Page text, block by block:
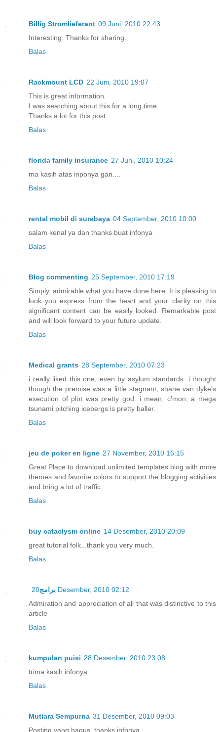
Billig Stromlieferant 09 Juni, 2010 22:43
Interesting. Thanks for sharing.
Balas
Rackmount LCD 22 Juni, 2010 19:07
This is great information.
I was searching about this for a long time.
Thanks a lot for this post
Balas
florida family insurance 27 Juni, 2010 10:24
ma kasih atas inponya gan....
Balas
rental mobil di surabaya 04 September, 2010 10:00
salam kenal ya dan thanks buat infonya
Balas
Blog commenting 25 September, 2010 17:19
Simply, admirable what you have done here. It is pleasing to
look you express from the heart and your clarity on this
significant content can be easily looked. Remarkable post
and will look forward to your future update.
Balas
Medical grants 28 September, 2010 07:23
i really liked this one, even by asylum standards. i thought
though the premise was a little stagnant, shane van dyke's
execution of plot was pretty god. i mean, c'mon, a mega
tsunami pitching icebergs is pretty baller.
Balas
jeu de poker en ligne 27 November, 2010 16:15
Great Place to download unlimited templates blog with more
themes and favorite colors to support the blogging activities
and bring a lot of traffic
Balas
buy cataclysm online 14 Desember, 2010 20:09
great tutorial folk...thank you very much.
Balas
برامج 20 Desember, 2010 02:12
Admiration and appreciation of all that was distinctive to this
article
Balas
kumpulan puisi 28 Desember, 2010 23:08
trima kasih infonya
Balas
Mutiara Sempurna 31 Desember, 2010 09:03
Posting yang bagus, thanks infonya..